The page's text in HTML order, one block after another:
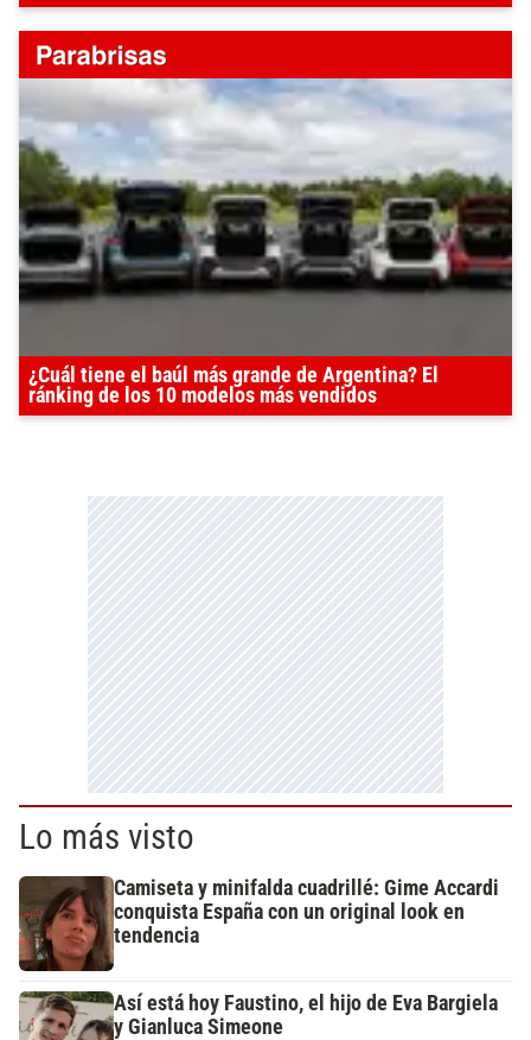
¿Cuál tiene el baúl más grande de Argentina? El
ránking de los 10 modelos más vendidos
Lo más visto
Camiseta y minifalda cuadrillé: Gime Accardi
conquista España con un original look en
tendencia
Así está hoy Faustino, el hijo de Eva Bargiela
y Gianluca Simeone